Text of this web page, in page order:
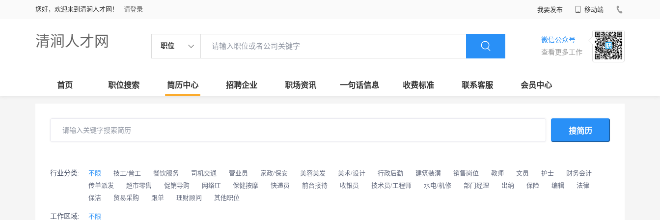
您好，欢迎来到清涧人才网！ 请登录 我要发布 移动端
清涧人才网 职位
微信公众号
查看更多工作
首页 职位搜索 简历中心 招聘企业 职场资讯 一句话信息 收费标准 联系客服 会员中心
搜简历
行业分类: 不限 技工/普工 餐饮服务 司机交通 营业员 家政/保安 美容美发 美术/设计 行政后勤 建筑装潢 销售岗位 教师 文员 护士
财务会计
传单派发
超市零售 促销导购 网络IT 保健按摩 快递员 前台接待 收银员 技术员/工程师 水电/机修 部门经理 出纳 保险 编辑
法律
保洁
贸易采购 跟单 理财顾问 其他职位
工作区域: 不限